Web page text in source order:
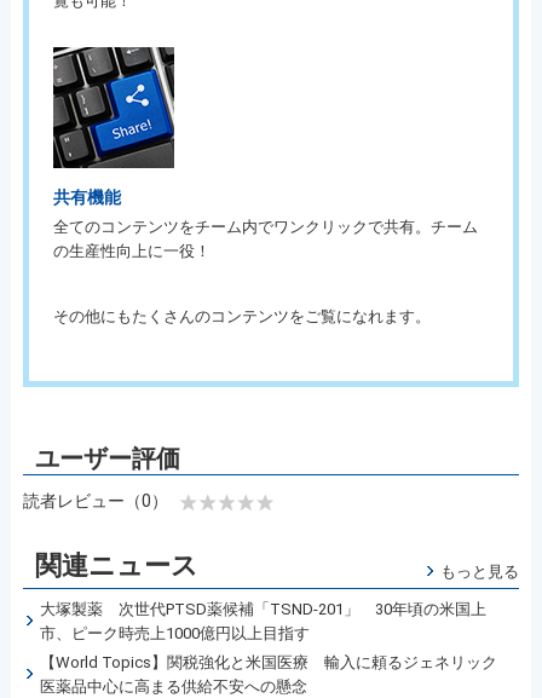
共有機能
全てのコンテンツをチーム内でワンクリックで共有。チーム
の生産性向上に一役！
その他にもたくさんのコンテンツをご覧になれます。
読者レビュー（0）
関連ニュース もっと見る
大塚製薬 次世代PTSD薬候補「TSND-201」 30年頃の米国上
市、ピーク時売上1000億円以上目指す
【World Topics】関税強化と米国医療 輸入に頼るジェネリック
医薬品中心に高まる供給不安への懸念